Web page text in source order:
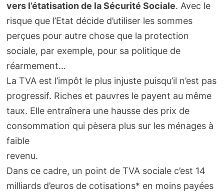
vers l’étatisation de la Sécurité Sociale. Avec le
risque que l’Etat décide d’utiliser les sommes
perçues pour autre chose que la protection
sociale, par exemple, pour sa politique de
réarmement…
La TVA est l’impôt le plus injuste puisqu’il n’est pas
progressif. Riches et pauvres le payent au même
taux. Elle entraînera une hausse des prix de
consommation qui pèsera plus sur les ménages à
faible
revenu.
Dans ce cadre, un point de TVA sociale c’est 14
milliards d’euros de cotisations* en moins payées